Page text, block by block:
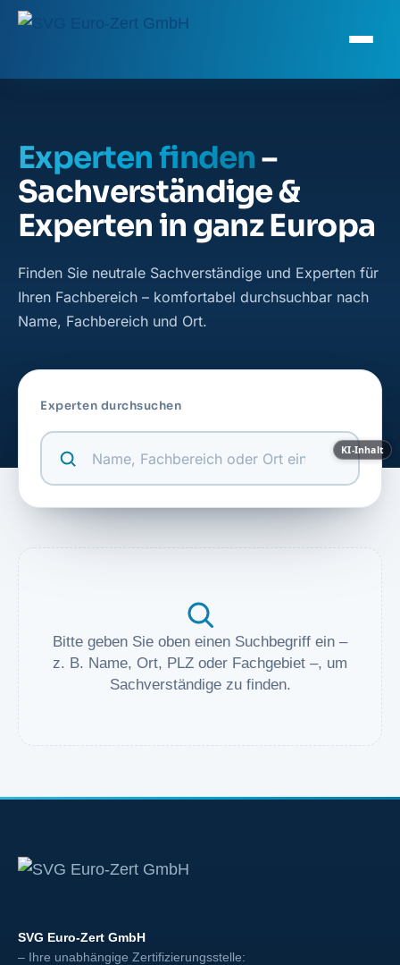
Experten finden–
Sachverständige &
Experten in ganz Europa
Finden Sie neutrale Sachverständige und Experten für
Ihren Fachbereich – komfortabel durchsuchbar nach
Name, Fachbereich und Ort.
KI-Inhalt
Experten durchsuchen
Bitte geben Sie oben einen Suchbegriff ein –
z. B. Name, Ort, PLZ oder Fachgebiet –, um
Sachverständige zu finden.
SVG Euro-Zert GmbH
– Ihre unabhängige Zertifizierungsstelle: